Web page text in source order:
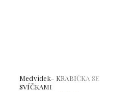
Medvídek- KRABIČKA SE
SVÍČKAMI